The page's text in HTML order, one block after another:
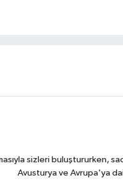
sizleri buluştururken,
Avusturya ve Avrupa'ya